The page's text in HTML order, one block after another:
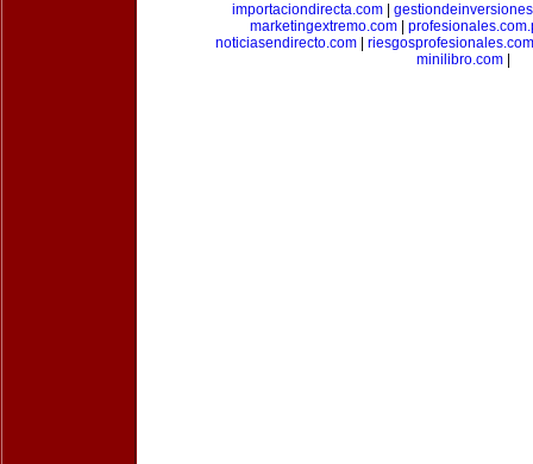
importaciondirecta.com
marketingextremo.com|
noticiasendirecto.com
riesgosprofesionales.com
minilibro.com|